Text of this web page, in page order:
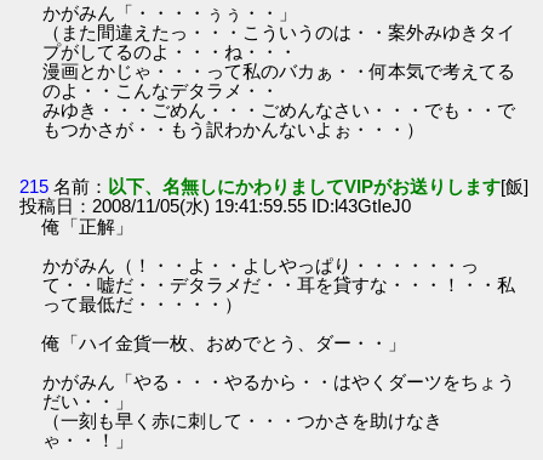
かがみん「・・・・ぅぅ・・」
（また間違えたっ・・・こういうのは・・案外みゆきタイ
プがしてるのよ・・・ね・・・
漫画とかじゃ・・・って私のバカぁ・・何本気で考えてる
のよ・・こんなデタラメ・・
みゆき・・・ごめん・・・ごめんなさい・・・でも・・で
もつかさが・・もう訳わかんないよぉ・・・）
215 名前： 以下、名無しにかわりましてVIPがお送りします[飯]
投稿日：2008/11/05(水) 19:41:59.55 ID:l43GtIeJ0
俺「正解」
かがみん（！・・よ・・よしやっぱり・・・・・・っ
て・・嘘だ・・デタラメだ・・耳を貸すな・・・！・・私
って最低だ・・・・・）
俺「ハイ金貨一枚、おめでとう、ダー・・」
かがみん「やる・・・やるから・・はやくダーツをちょう
だい・・」
（一刻も早く赤に刺して・・・つかさを助けなき
ゃ・・！」